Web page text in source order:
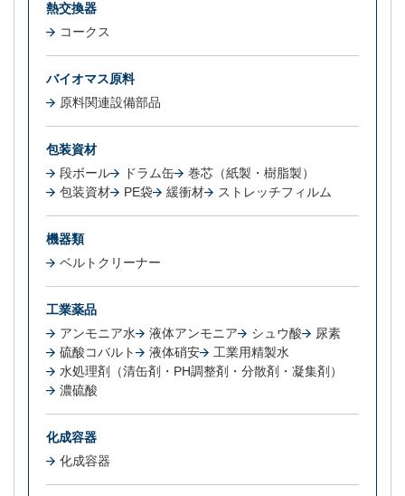
熱交換器
コークス
バイオマス原料
原料関連設備部品
包装資材
段ボール
ドラム缶
巻芯（紙製・樹脂製）
包装資材
PE袋 緩衝材 ストレッチフィルム
機器類
ベルトクリーナー
工業薬品
アンモニア水
液体アンモニア シュウ酸
尿素
硫酸コバルト
液体硝安
工業用精製水
水処理剤（清缶剤・PH調整剤・分散剤・凝集剤）
濃硫酸
化成容器
化成容器